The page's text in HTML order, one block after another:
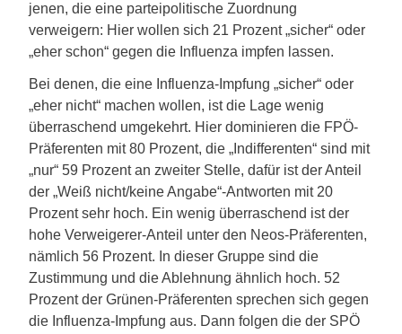
jenen, die eine parteipolitische Zuordnung
verweigern: Hier wollen sich 21 Prozent „sicher“ oder
„eher schon“ gegen die Influenza impfen lassen.
Bei denen, die eine Influenza-Impfung „sicher“ oder
„eher nicht“ machen wollen, ist die Lage wenig
überraschend umgekehrt. Hier dominieren die FPÖ-
Präferenten mit 80 Prozent, die „Indifferenten“ sind mit
„nur“ 59 Prozent an zweiter Stelle, dafür ist der Anteil
der „Weiß nicht/keine Angabe“-Antworten mit 20
Prozent sehr hoch. Ein wenig überraschend ist der
hohe Verweigerer-Anteil unter den Neos-Präferenten,
nämlich 56 Prozent. In dieser Gruppe sind die
Zustimmung und die Ablehnung ähnlich hoch. 52
Prozent der Grünen-Präferenten sprechen sich gegen
die Influenza-Impfung aus. Dann folgen die der SPÖ